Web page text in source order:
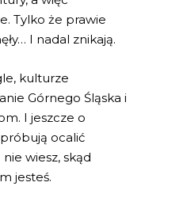
Tylko że prawie
I nadal znikają.
kulturze
Górnego Śląska i
I jeszcze o
ocalić
nie wiesz, skąd
jesteś.